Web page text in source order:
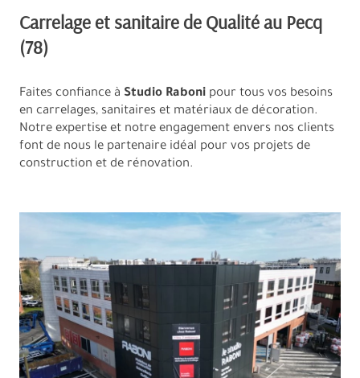
Carrelage et sanitaire de Qualité au Pecq
(78)
Faites confiance à Studio Raboni pour tous vos besoins
en carrelages, sanitaires et matériaux de décoration.
Notre expertise et notre engagement envers nos clients
font de nous le partenaire idéal pour vos projets de
construction et de rénovation.